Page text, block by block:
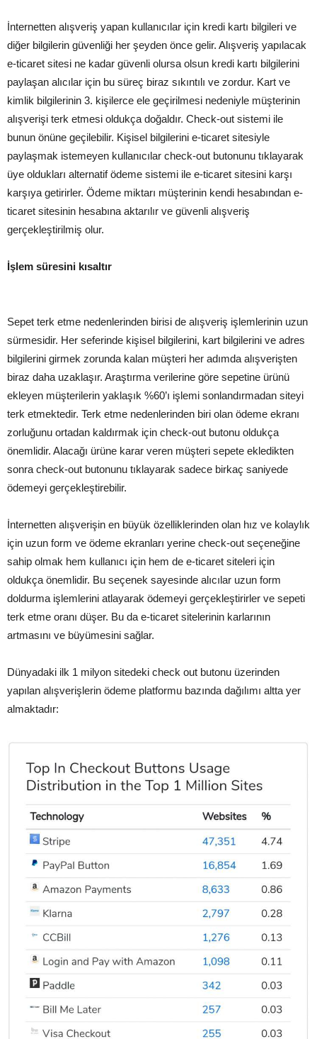
İnternetten alışveriş yapan kullanıcılar için kredi kartı bilgileri ve
diğer bilgilerin güvenliği her şeyden önce gelir. Alışveriş yapılacak
e-ticaret sitesi ne kadar güvenli olursa olsun kredi kartı bilgilerini
paylaşan alıcılar için bu süreç biraz sıkıntılı ve zordur. Kart ve
kimlik bilgilerinin 3. kişilerce ele geçirilmesi nedeniyle müşterinin
alışverişi terk etmesi oldukça doğaldır. Check-out sistemi ile
bunun önüne geçilebilir. Kişisel bilgilerini e-ticaret sitesiyle
paylaşmak istemeyen kullanıcılar check-out butonunu tıklayarak
üye oldukları alternatif ödeme sistemi ile e-ticaret sitesini karşı
karşıya getirirler. Ödeme miktarı müşterinin kendi hesabından e-
ticaret sitesinin hesabına aktarılır ve güvenli alışveriş
gerçekleştirilmiş olur.
İşlem süresini kısaltır
Sepet terk etme nedenlerinden birisi de alışveriş işlemlerinin uzun
sürmesidir. Her seferinde kişisel bilgilerini, kart bilgilerini ve adres
bilgilerini girmek zorunda kalan müşteri her adımda alışverişten
biraz daha uzaklaşır. Araştırma verilerine göre sepetine ürünü
ekleyen müşterilerin yaklaşık %60’ı işlemi sonlandırmadan siteyi
terk etmektedir. Terk etme nedenlerinden biri olan ödeme ekranı
zorluğunu ortadan kaldırmak için check-out butonu oldukça
önemlidir. Alacağı ürüne karar veren müşteri sepete ekledikten
sonra check-out butonunu tıklayarak sadece birkaç saniyede
ödemeyi gerçekleştirebilir.
İnternetten alışverişin en büyük özelliklerinden olan hız ve kolaylık
için uzun form ve ödeme ekranları yerine check-out seçeneğine
sahip olmak hem kullanıcı için hem de e-ticaret siteleri için
oldukça önemlidir. Bu seçenek sayesinde alıcılar uzun form
doldurma işlemlerini atlayarak ödemeyi gerçekleştirirler ve sepeti
terk etme oranı düşer. Bu da e-ticaret sitelerinin karlarının
artmasını ve büyümesini sağlar.
Dünyadaki ilk 1 milyon sitedeki check out butonu üzerinden
yapılan alışverişlerin ödeme platformu bazında dağılımı altta yer
almaktadır: